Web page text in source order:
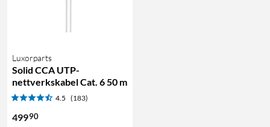
Luxorparts
Solid CCA UTP-
nettverkskabel Cat. 6 50 m
4.5 (183)
49990